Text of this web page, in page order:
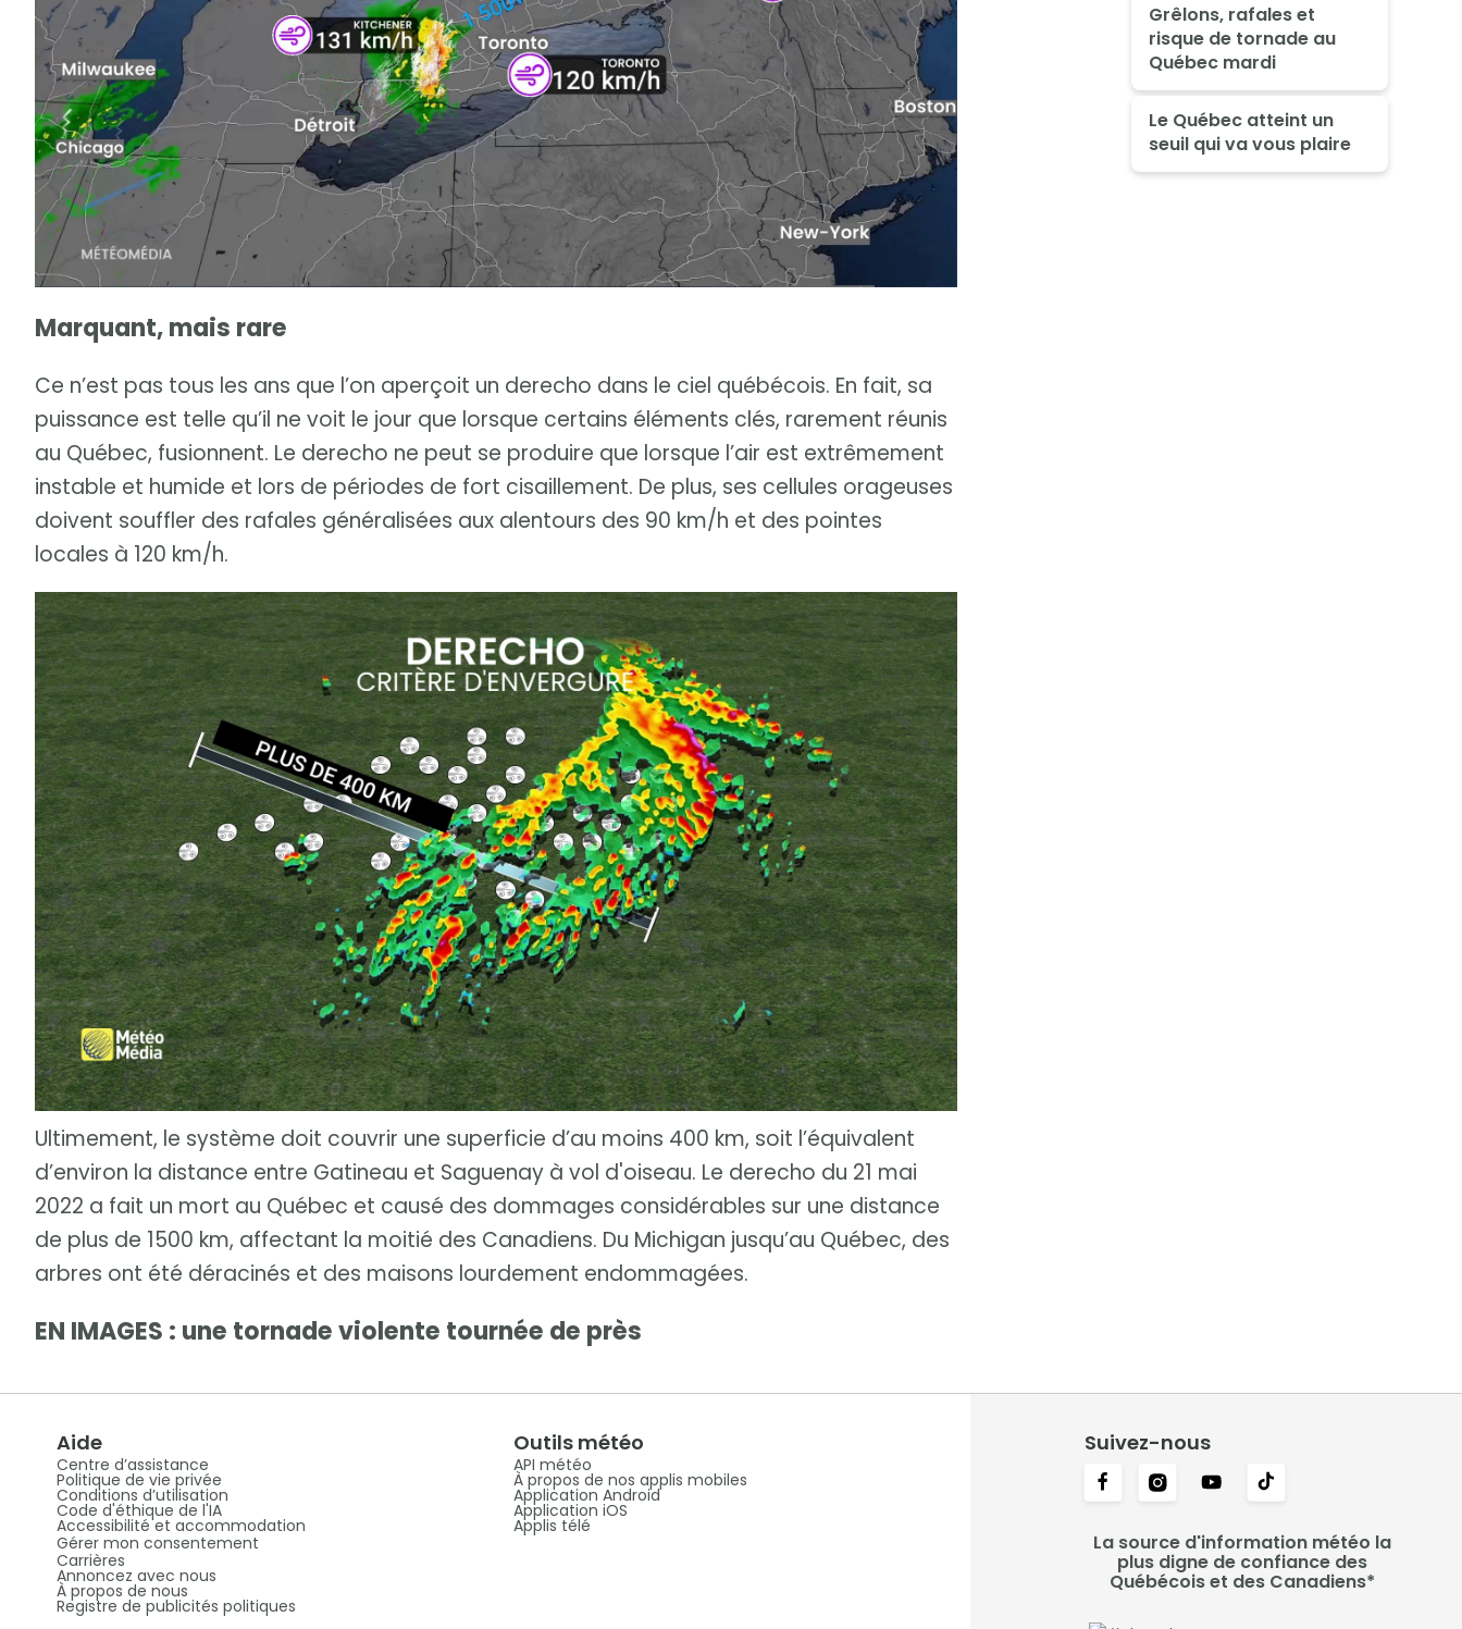
Marquant, mais rare
Ce n’est pas tous les ans que l’on aperçoit un derecho dans le ciel québécois. En fait, sa
puissance est telle qu’il ne voit le jour que lorsque certains éléments clés, rarement réunis
au Québec, fusionnent. Le derecho ne peut se produire que lorsque l’air est extrêmement
instable et humide et lors de périodes de fort cisaillement. De plus, ses cellules orageuses
doivent souffler des rafales généralisées aux alentours des 90 km/h et des pointes
locales à 120 km/h.
Ultimement, le système doit couvrir une superficie d’au moins 400 km, soit l’équivalent
d’environ la distance entre Gatineau et Saguenay à vol d'oiseau. Le derecho du 21 mai
2022 a fait un mort au Québec et causé des dommages considérables sur une distance
de plus de 1500 km, affectant la moitié des Canadiens. Du Michigan jusqu’au Québec, des
arbres ont été déracinés et des maisons lourdement endommagées.
EN IMAGES : une tornade violente tournée de près
Grêlons, rafales et
risque de tornade au
Québec mardi
Le Québec atteint un
seuil qui va vous plaire
Aide
Centre d’assistance
Politique de vie privée
Conditions d’utilisation
Code d'éthique de l'IA
Accessibilité et accommodation
Gérer mon consentement
Carrières
Annoncez avec nous
À propos de nous
Registre de publicités politiques
Outils météo
API météo
À propos de nos applis mobiles
Application Android
Application iOS
Applis télé
Suivez-nous
La source d'information météo la
plus digne de confiance des
Québécois et des Canadiens*